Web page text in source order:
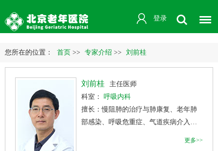
登录
您所在的位置： 首页 >> 专家介绍 >> 刘前桂
刘前桂
主任医师
科室： 呼吸内科
擅长：慢阻肺的治疗与肺康复、老年肺
部感染、呼吸危重症、气道疾病介入治
更多>>